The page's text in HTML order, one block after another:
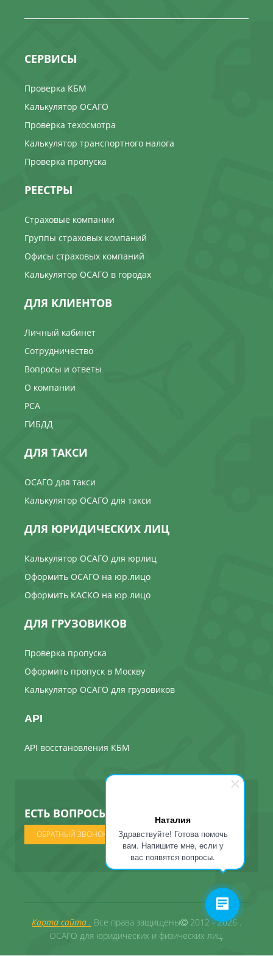
Наталия
Здравствуйте! Готова помочь
вам. Напишите мне, если у
вас появятся вопросы.
СЕРВИСЫ
Проверка КБМ
Калькулятор ОСАГО
Проверка техосмотра
Калькулятор транспортного налога
Проверка пропуска
РЕЕСТРЫ
Страховые компании
Группы страховых компаний
Офисы страховых компаний
Калькулятор ОСАГО в городах
ДЛЯ КЛИЕНТОВ
Личный кабинет
Сотрудничество
Вопросы и ответы
О компании
РСА
ГИБДД
ДЛЯ ТАКСИ
ОСАГО для такси
Калькулятор ОСАГО для такси
ДЛЯ ЮРИДИЧЕСКИХ ЛИЦ
Калькулятор ОСАГО для юрлиц
Оформить ОСАГО на юр.лицо
Оформить КАСКО на юр.лицо
ДЛЯ ГРУЗОВИКОВ
Проверка пропуска
Оформить пропуск в Москву
Калькулятор ОСАГО для грузовиков
API
API восстановления КБМ
ЕСТЬ ВОПРОСЫ ? МЫ ПОЗВОНИМ
ОБРАТНЫЙ ЗВОНОК
Карта сайта . Все права защищены
2012 - 2026 .
ОСАГО для юридических и физических лиц.